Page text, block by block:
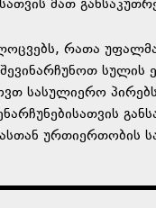
მათ
რათა უფალმა
სულის
სასულიერო
ურთიერთობის